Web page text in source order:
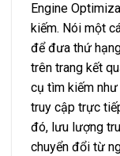
Engine
kiếm. Nói một
để đưa thứ
trên trang kết
cụ tìm kiếm
truy cập trực
đó, lưu lượng
chuyển đổi từ